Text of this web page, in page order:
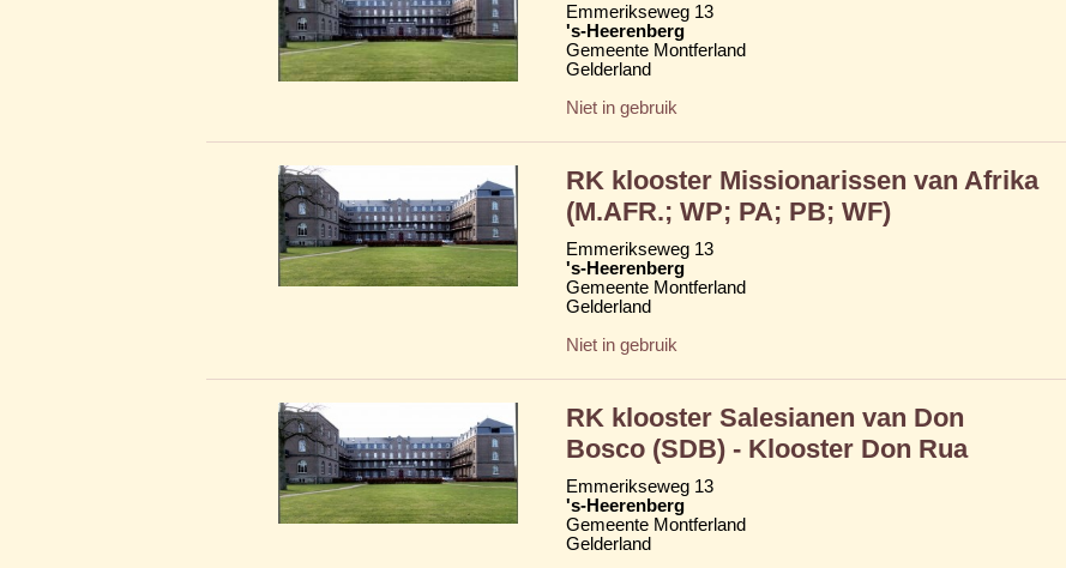
Emmerikseweg 13
's-Heerenberg
Gemeente Montferland
Gelderland
Niet in gebruik
RK klooster Missionarissen van Afrika
(M.AFR.; WP; PA; PB; WF)
Emmerikseweg 13
's-Heerenberg
Gemeente Montferland
Gelderland
Niet in gebruik
RK klooster Salesianen van Don
Bosco (SDB) - Klooster Don Rua
Emmerikseweg 13
's-Heerenberg
Gemeente Montferland
Gelderland